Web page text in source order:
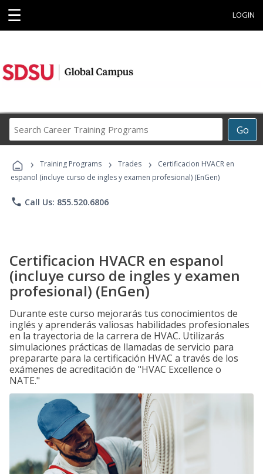
☰ LOGIN
Go
Career
Programs
› Training Programs › Trades ›
Certificacion HVACR en
espanol (incluye curso de ingles y examen profesional) (EnGen)
phone Call Us: 855.520.6806
Certificacion HVACR en espanol
(incluye curso de ingles y examen
profesional) (EnGen)
Durante este curso mejorarás tus conocimientos de
inglés y aprenderás valiosas habilidades profesionales
en la trayectoria de la carrera de HVAC. Utilizarás
simulaciones prácticas de llamadas de servicio para
prepararte para la certificación HVAC a través de los
exámenes de acreditación de "HVAC Excellence o
NATE."